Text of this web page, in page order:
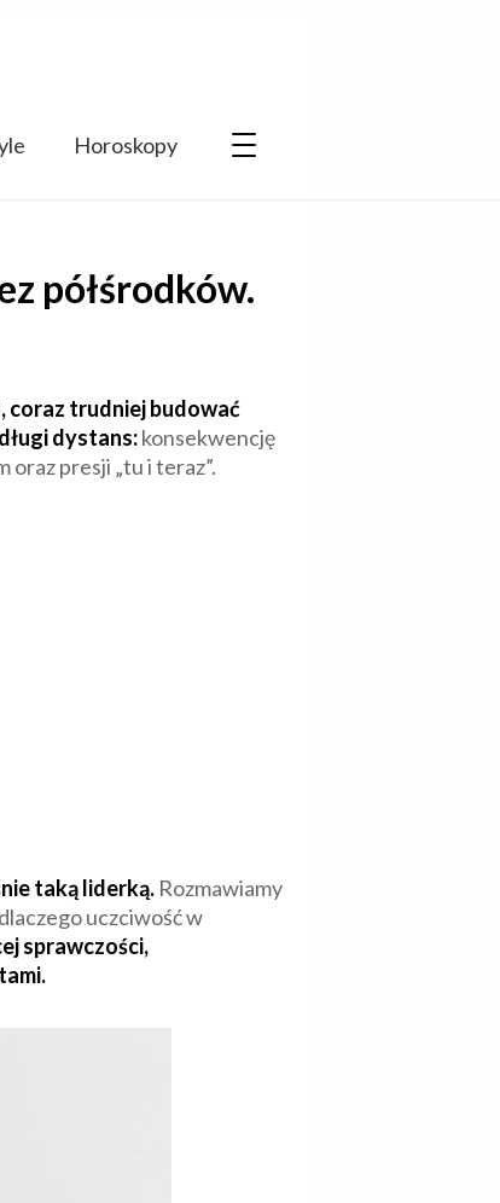
Horoskopy
półśrodków.
coraz trudniej budować
dystans:konsekwencję
presji „tu i teraz”.
taką liderką. Rozmawiamy
uczciwość w
sprawczości,